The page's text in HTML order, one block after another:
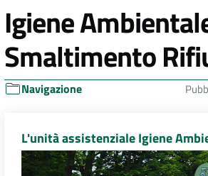
Igiene
Smaltimento
Navigazione
L'unità assistenziale Igiene